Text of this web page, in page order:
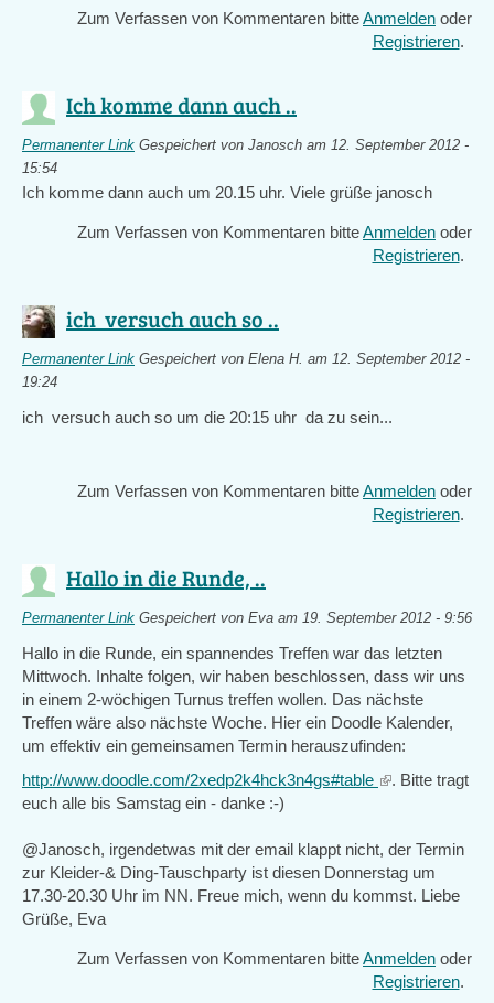
Zum Verfassen von Kommentaren bitteAnmelden oder
Registrieren.
Ich komme dann auch ..
Permanenter Link Gespeichert von Janosch am 12. September 2012 -
15:54
Ich komme dann auch um 20.15 uhr. Viele grüße janosch
Zum Verfassen von Kommentaren bitteAnmelden oder
Registrieren.
ich versuch auch so ..
Permanenter Link Gespeichert von Elena H. am 12. September 2012 -
19:24
ich versuch auch so um die 20:15 uhr da zu sein...
Zum Verfassen von Kommentaren bitteAnmelden oder
Registrieren.
Hallo in die Runde, ..
Permanenter Link Gespeichert von Eva am 19. September 2012 - 9:56
Hallo in die Runde, ein spannendes Treffen war das letzten
Mittwoch. Inhalte folgen, wir haben beschlossen, dass wir uns
in einem 2-wöchigen Turnus treffen wollen. Das nächste
Treffen wäre also nächste Woche. Hier ein Doodle Kalender,
um effektiv ein gemeinsamen Termin herauszufinden:
http://www.doodle.com/2xedp2k4hck3n4gs#table (link. Bitte tragt
euch alle bis Samstag ein - danke :-)
@Janosch, irgendetwas mit der email klappt nicht, der Termin
zur Kleider-& Ding-Tauschparty ist diesen Donnerstag um
17.30-20.30 Uhr im NN. Freue mich, wenn du kommst. Liebe
Grüße, Eva
Zum Verfassen von Kommentaren bitteAnmelden oder
Registrieren.